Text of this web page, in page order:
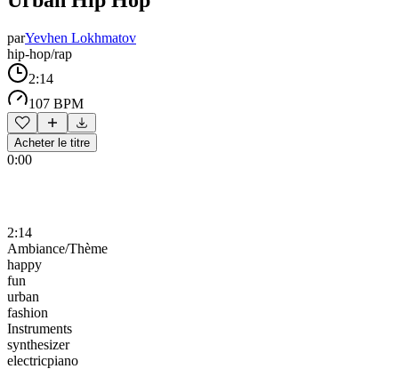
parYevhen Lokhmatov
hip-hop/rap
2:14
107 BPM
Acheter le titre
0:00
2:14
Ambiance/Thème
happy
fun
urban
fashion
Instruments
synthesizer
electricpiano